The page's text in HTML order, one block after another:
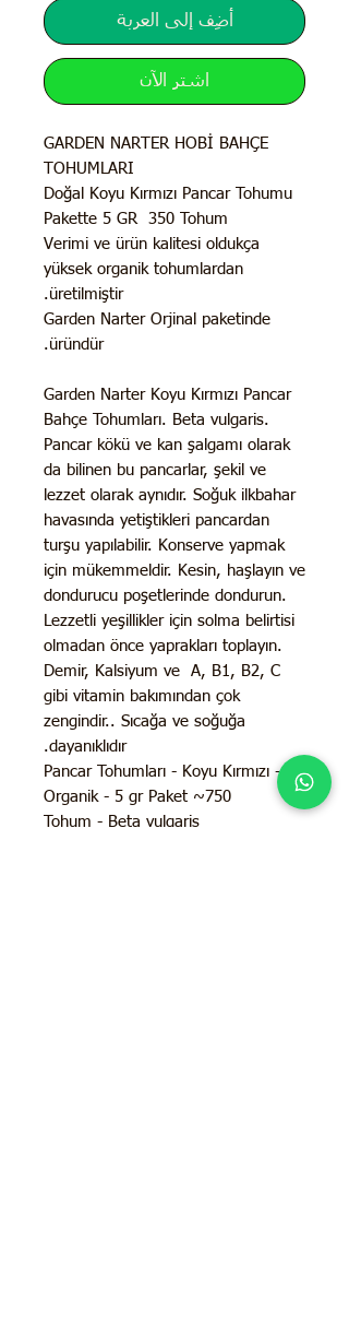
أضِف إلى العربة
اشترِ الآن
GARDEN NARTER HOBİ BAHÇE
TOHUMLARI
Doğal Koyu Kırmızı Pancar Tohumu
Pakette 5 GR 350 Tohum
Verimi ve ürün kalitesi oldukça
yüksek organik tohumlardan
üretilmiştir.
Garden Narter Orjinal paketinde
üründür.
Garden Narter Koyu Kırmızı Pancar
Bahçe Tohumları. Beta vulgaris.
Pancar kökü ve kan şalgamı olarak
da bilinen bu pancarlar, şekil ve
lezzet olarak aynıdır. Soğuk ilkbahar
havasında yetiştikleri pancardan
turşu yapılabilir. Konserve yapmak
için mükemmeldir. Kesin, haşlayın ve
dondurucu poşetlerinde dondurun.
Lezzetli yeşillikler için solma belirtisi
olmadan önce yaprakları toplayın.
Demir, Kalsiyum ve A, B1, B2, C
gibi vitamin bakımından çok
zengindir.. Sıcağa ve soğuğa
dayanıklıdır.
Pancar Tohumları - Koyu Kırmızı -
Organik - 5 gr Paket ~750
Tohum - Beta vulgaris